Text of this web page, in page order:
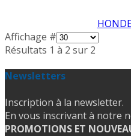
Affichage #
Résultats 1 à 2 sur 2
Newsletters
Inscription à la newsletter.
En vous inscrivant à notre
PROMOTIONS ET